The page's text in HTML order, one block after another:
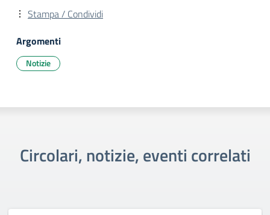
Stampa / Condividi
Argomenti
Notizie
Circolari, notizie, eventi correlati